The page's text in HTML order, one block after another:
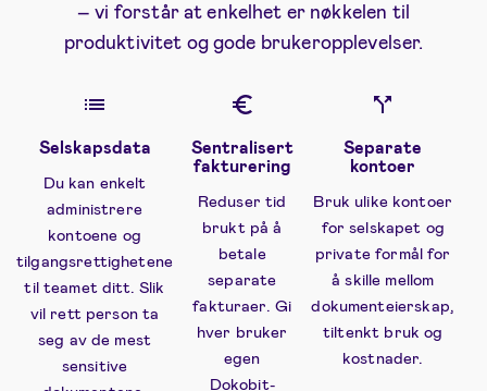
– vi forstår at enkelhet er nøkkelen til
produktivitet og gode brukeropplevelser.
Selskapsdata
Du kan enkelt
administrere
kontoene og
tilgangsrettighetene
til teamet ditt. Slik
vil rett person ta
seg av de mest
sensitive
Sentralisert
fakturering
Reduser tid
brukt på å
betale
separate
fakturaer. Gi
hver bruker
egen
Dokobit-
Separate
kontoer
Bruk ulike kontoer
for selskapet og
private formål for
å skille mellom
dokumenteierskap,
tiltenkt bruk og
kostnader.